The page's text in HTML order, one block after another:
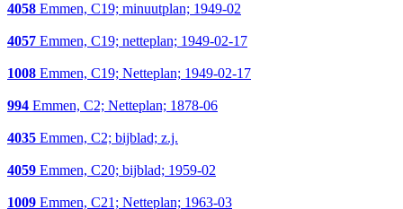
4058 Emmen, C19; minuutplan; 1949-02
4057 Emmen, C19; netteplan; 1949-02-17
1008 Emmen, C19; Netteplan; 1949-02-17
994 Emmen, C2; Netteplan; 1878-06
4035 Emmen, C2; bijblad; z.j.
4059 Emmen, C20; bijblad; 1959-02
1009 Emmen, C21; Netteplan; 1963-03